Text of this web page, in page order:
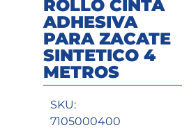
ROLLO CINTA
ADHESIVA
PARA ZACATE
SINTETICO 4
METROS
SKU:
7105000400